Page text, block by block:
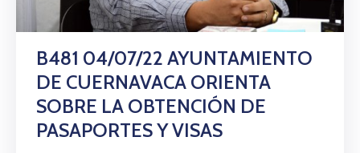
B481 04/07/22 AYUNTAMIENTO
DE CUERNAVACA ORIENTA
SOBRE LA OBTENCIÓN DE
PASAPORTES Y VISAS